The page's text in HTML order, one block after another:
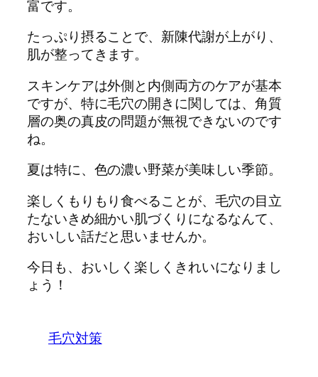
富です。
たっぷり摂ることで、新陳代謝が上がり、
肌が整ってきます。
スキンケアは外側と内側両方のケアが基本
ですが、特に毛穴の開きに関しては、角質
層の奥の真皮の問題が無視できないのです
ね。
夏は特に、色の濃い野菜が美味しい季節。
楽しくもりもり食べることが、毛穴の目立
たないきめ細かい肌づくりになるなんて、
おいしい話だと思いませんか。
今日も、おいしく楽しくきれいになりまし
ょう！
毛穴対策